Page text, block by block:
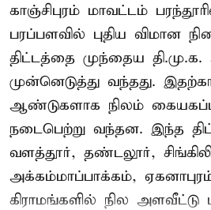
காஞ்சிபுரம் மாவட்டம்
பரப்பளவில் புதிய விமான
திட்டத்தை முந்தைய தி.மு.க.
முன்னெடுத்து வந்தது.
ஆண்டுகளாக நிலம்
நடைபெற்று வந்தன. இந்த
வளத்தூர், தண்டலூர்,
அக்கம்மாப்பாக்கம்,
கிராமங்களில் நில